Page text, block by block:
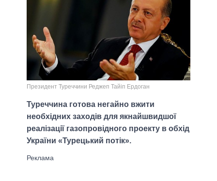
Президент Туреччини Реджеп Тайіп Ердоган
Туреччина готова негайно вжити
необхідних заходів для якнайшвидшої
реалізації газопровідного проекту в обхід
України «Турецький потік».